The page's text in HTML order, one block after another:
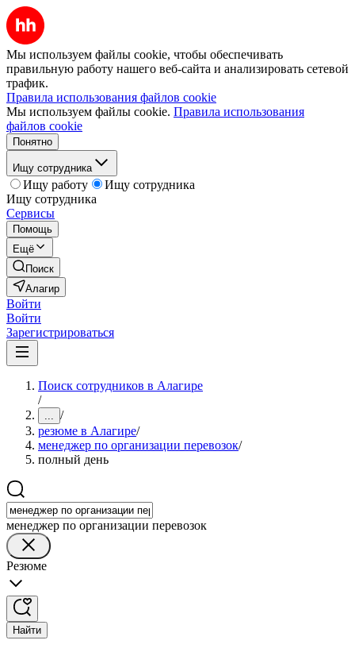
Мы используем файлы cookie, чтобы обеспечивать
правильную работу нашего веб-сайта и анализировать сетевой
трафик.
Правила использования файлов cookie
Мы используем файлы cookie. Правила использования
файлов cookie
Понятно
Ищу сотрудника
Ищу работу
Ищу сотрудника
Ищу сотрудника
Сервисы
Помощь
Ещё
Поиск
Алагир
Войти
Войти
Зарегистрироваться
Поиск сотрудников в Алагире
/
... /
резюме в Алагире/
менеджер по организации перевозок/
полный день
менеджер по организации перевозок
Резюме
Найти